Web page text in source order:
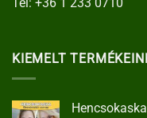
Tel: +36 1 233 0710
KIEMELT